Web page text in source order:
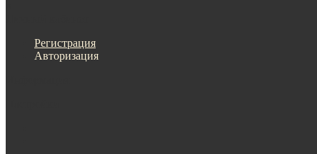
Регистрация
Авторизация